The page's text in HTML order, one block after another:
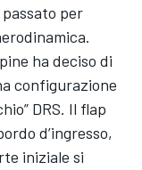
per
ha deciso di
configurazione
DRS. Il flap
d’ingresso,
iniziale si